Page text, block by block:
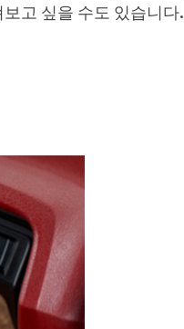
고 싶을 수도 있습니다